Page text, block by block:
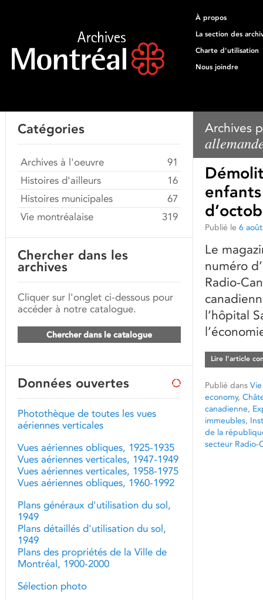
À propos
La section des
Charte d'utilisation
Nous joindre
Archives
Publié le 6
Le
numéro
Radio-
l’hôpital
Lire l’article
Publié dans
economy,
canadienne,
immeubles,
de la
secteur Radio-
Catégories
Archives à l'oeuvre
91
Histoires d'ailleurs
16
Histoires municipales
67
Vie montréalaise
319
Chercher dans les
archives
Cliquer sur l'onglet ci-dessous pour
accéder à notre catalogue.
Chercher dans le catalogue
Données ouvertes
Photothèque de toutes les vues
aériennes verticales
Vues aériennes obliques, 1925-1935
Vues aériennes verticales, 1947-1949
Vues aériennes verticales, 1958-1975
Vues aériennes obliques, 1960-1992
Plans généraux d'utilisation du sol,
1949
Plans détaillés d'utilisation du sol,
1949
Plans des propriétés de la Ville de
Montréal, 1900-2000
Sélection photo